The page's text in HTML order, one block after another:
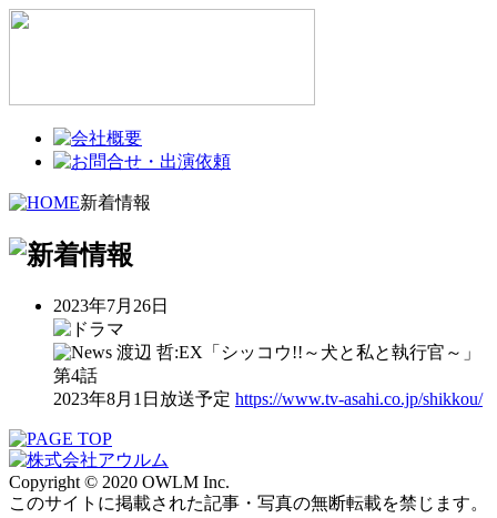
新着情報
2023年7月26日
渡辺 哲:EX「シッコウ!!～犬と私と執行官～」
第4話
2023年8月1日放送予定 https://www.tv-asahi.co.jp/shikkou/
Copyright © 2020 OWLM Inc.
このサイトに掲載された記事・写真の無断転載を禁じます。